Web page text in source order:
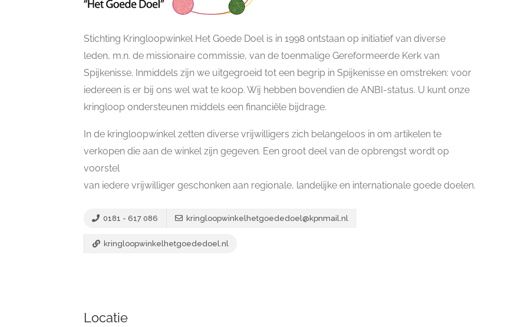
Stichting Kringloopwinkel Het Goede Doel is in 1998 ontstaan op initiatief van diverse
leden, m.n. de missionaire commissie, van de toenmalige Gereformeerde Kerk van
Spijkenisse. Inmiddels zijn we uitgegroeid tot een begrip in Spijkenisse en omstreken: voor
iedereen is er bij ons wel wat te koop. Wij hebben bovendien de ANBI-status. U kunt onze
kringloop ondersteunen middels een financiële bijdrage.
In de kringloopwinkel zetten diverse vrijwilligers zich belangeloos in om artikelen te
verkopen die aan de winkel zijn gegeven. Een groot deel van de opbrengst wordt op
voorstel
van iedere vrijwilliger geschonken aan regionale, landelijke en internationale goede doelen.
0181 - 617 086 kringloopwinkelhetgoededoel@kpnmail.nl
kringloopwinkelhetgoededoel.nl
Locatie